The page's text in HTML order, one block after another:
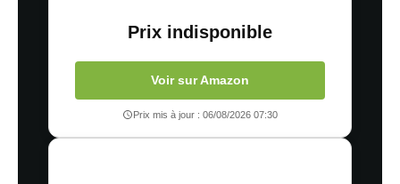
Prix indisponible
Voir sur Amazon
Prix mis à jour : 06/08/2026 07:30